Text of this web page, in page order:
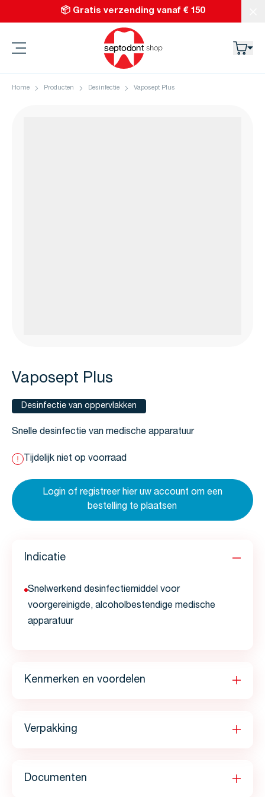
Ga naar de inhoud📦 Gratis verzending vanaf € 150
Septodont
Home Producten Desinfectie Vaposept Plus
Vaposept Plus
Desinfectie van oppervlakken
Snelle desinfectie van medische apparatuur
Tijdelijk niet op voorraad
Login of registreer hier uw account om een
bestelling te plaatsen
Indicatie
Snelwerkend desinfectiemiddel voor
voorgereinigde, alcoholbestendige medische
apparatuur
Kenmerken en voordelen
Verpakking
Documenten